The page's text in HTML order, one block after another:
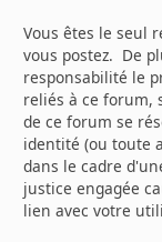
Vous êtes le seul
vous postez. De
responsabilité le
reliés à ce forum,
de ce forum se
identité (ou toute
dans le cadre
justice engagée
lien avec votre